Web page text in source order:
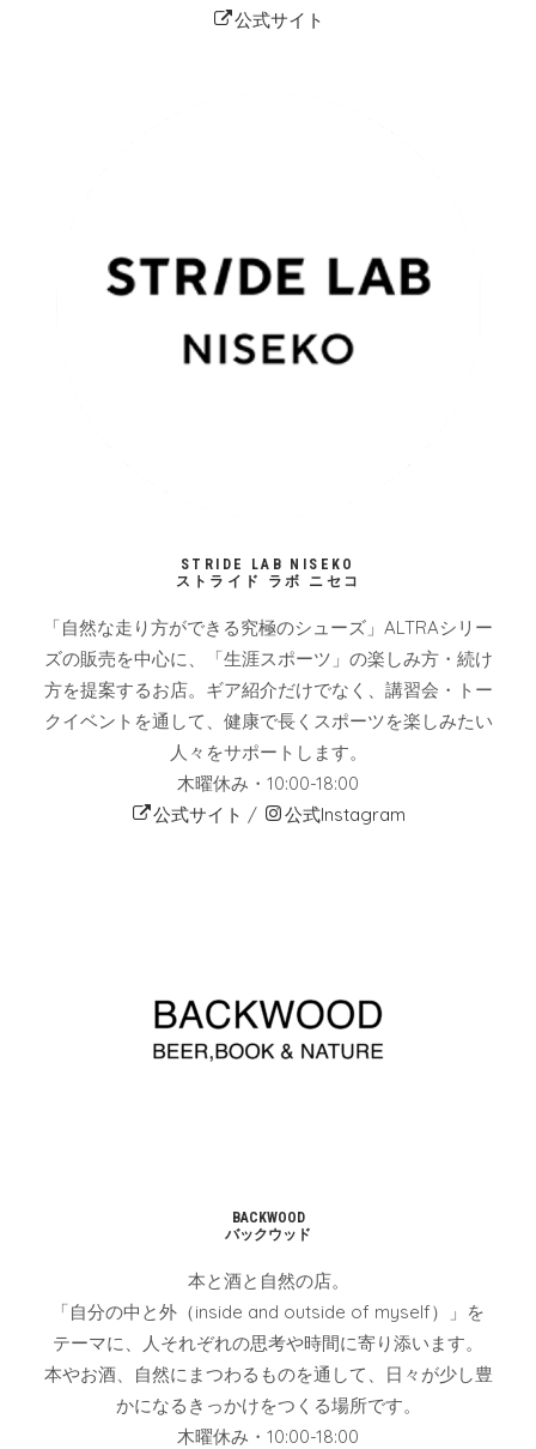
公式サイト
STRIDE LAB NISEKO
ストライド ラボ ニセコ
「自然な走り方ができる究極のシューズ」ALTRAシリー
ズの販売を中心に、「生涯スポーツ」の楽しみ方・続け
方を提案するお店。ギア紹介だけでなく、講習会・トー
クイベントを通して、健康で長くスポーツを楽しみたい
人々をサポートします。
木曜休み・10:00-18:00
公式サイト / 公式Instagram
BACKWOOD
バックウッド
本と酒と自然の店。
「自分の中と外（inside and outside of myself）」を
テーマに、人それぞれの思考や時間に寄り添います。
本やお酒、自然にまつわるものを通して、日々が少し豊
かになるきっかけをつくる場所です。
木曜休み・10:00-18:00